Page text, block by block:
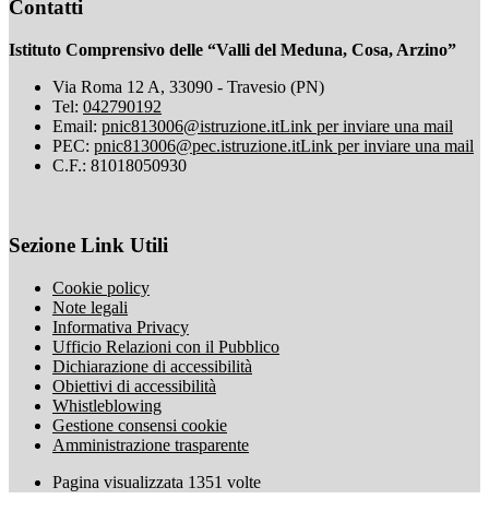
Contatti
Istituto Comprensivo delle “Valli del Meduna, Cosa, Arzino”
Via Roma 12 A, 33090 - Travesio (PN)
Tel: 042790192
Email: pnic813006@istruzione.itLink per inviare una mail
PEC: pnic813006@pec.istruzione.itLink per inviare una mail
C.F.: 81018050930
Sezione Link Utili
Cookie policy
Note legali
Informativa Privacy
Ufficio Relazioni con il Pubblico
Dichiarazione di accessibilità
Obiettivi di accessibilità
Whistleblowing
Gestione consensi cookie
Amministrazione trasparente
Pagina visualizzata 1351 volte